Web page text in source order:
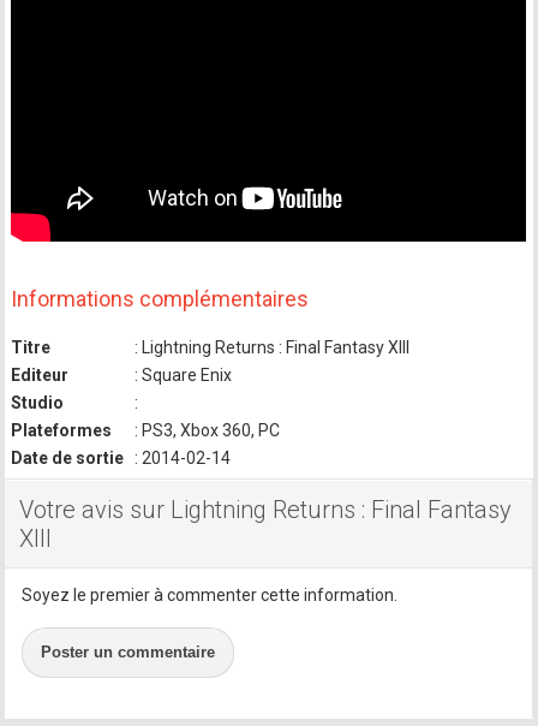
Informations complémentaires
Titre
: Lightning Returns : Final Fantasy XIII
Editeur
: Square Enix
Studio
:
Plateformes
: PS3, Xbox 360, PC
Date de sortie
: 2014-02-14
Votre avis sur Lightning Returns : Final Fantasy
XIII
Soyez le premier à commenter cette information.
Poster un commentaire